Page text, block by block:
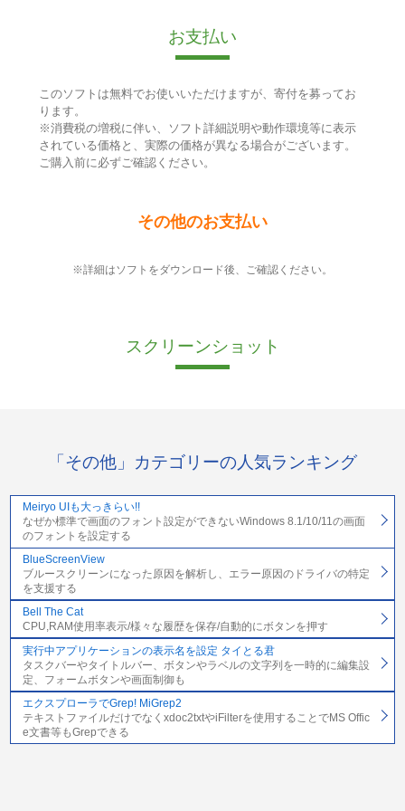
お支払い
このソフトは無料でお使いいただけますが、寄付を募ってお
ります。
※消費税の増税に伴い、ソフト詳細説明や動作環境等に表示
されている価格と、実際の価格が異なる場合がございます。
ご購入前に必ずご確認ください。
その他のお支払い
※詳細はソフトをダウンロード後、ご確認ください。
スクリーンショット
「その他」カテゴリーの人気ランキング
Meiryo UIも大っきらい!!
なぜか標準で画面のフォント設定ができないWindows 8.1/10/11の画面
のフォントを設定する
BlueScreenView
ブルースクリーンになった原因を解析し、エラー原因のドライバの特定
を支援する
Bell The Cat
CPU,RAM使用率表示/様々な履歴を保存/自動的にボタンを押す
実行中アプリケーションの表示名を設定 タイとる君
タスクバーやタイトルバー、ボタンやラベルの文字列を一時的に編集設
定、フォームボタンや画面制御も
エクスプローラでGrep! MiGrep2
テキストファイルだけでなくxdoc2txtやiFilterを使用することでMS Offic
e文書等もGrepできる